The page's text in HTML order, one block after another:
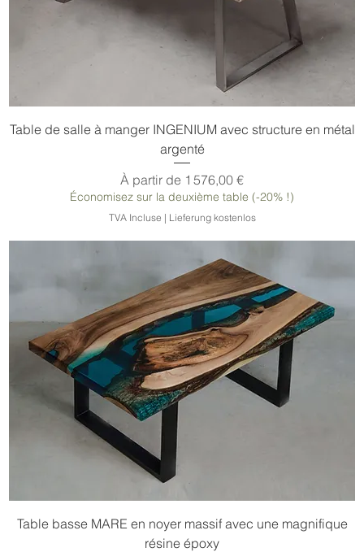
Table de salle à manger INGENIUM avec structure en métal
argenté
À partir de 1 576,00 €
Prix promotionnel
Économisez sur la deuxième table (-20% !)
TVA Incluse | Lieferung kostenlos
Table basse MARE en noyer massif avec une magnifique
résine époxy